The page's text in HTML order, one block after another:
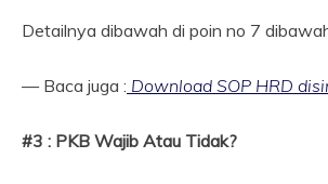
Detailnya dibawah di poin no 7
— Baca juga : Download SOP HRD
#3 : PKB Wajib Atau Tidak?